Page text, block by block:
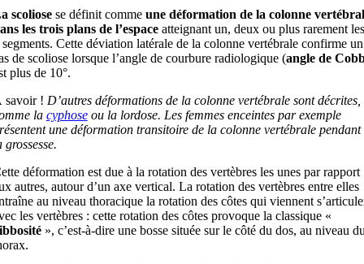
scoliosese définit comme une déformation de la colonne
les trois plans de l’espaceatteignant un, deux ou plus rarement les
Cette déviation latérale de la colonne vertébrale confirme un
de scoliose lorsque l’angle de courbure radiologique (angle de
plus de 10°.
savoir ! D’autres déformations de la colonne vertébrale sont décrites,
la cyphoseou la lordose. Les femmes enceintes par exemple
une déformation transitoire de la colonne vertébrale pendant
grossesse.
déformation est due à la rotation des vertèbres les unes par rapport
autres, autour d’un axe vertical. La rotation des vertèbres entre elles
au niveau thoracique la rotation des côtes qui viennent
les vertèbres : cette rotation des côtes provoque la classique «
», c’est-à-dire une bosse située sur le côté du dos, au niveau